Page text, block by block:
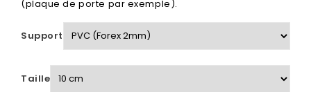
(plaque de porte par exemple).
Support
Taille